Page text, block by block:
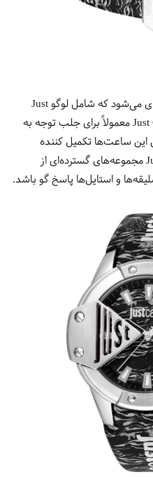
صفحه ساعت شامل جزئیات پیچیده‌ای می‌شود که شامل لوگو Just
Cavalli نیز باشد.ساعت‌های Just Cavalli معمولاً برای جلب توجه به
این ساعت‌ها تکمیل کننده
استایل فشن شما هست. Just Cavalli مجموعه‌های گسترده‌ای از
و استایل‌ها پاسخ گو باشد.